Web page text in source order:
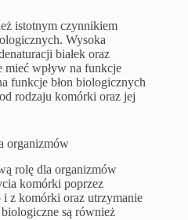
istotnym czynnikiem
Wysoka
białek oraz
mieć wpływ na funkcje
funkcje błon biologicznych
rodzaju komórki oraz jej
organizmów
rolę dla organizmów
komórki poprzez
i z komórki oraz utrzymanie
są również